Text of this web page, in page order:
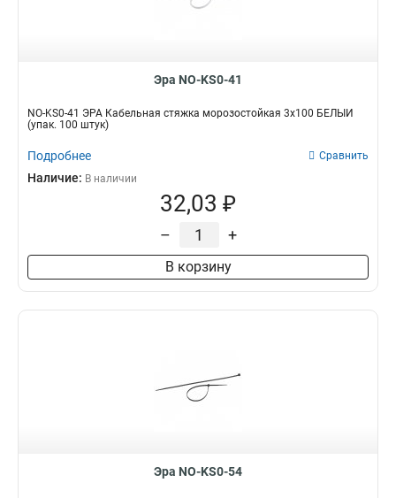
Эра NO-KS0-41
NO-KS0-41 ЭРА Кабельная стяжка морозостойкая 3x100 БЕЛЫЙ
(упак. 100 штук)
Подробнее Сравнить
Наличие: В наличии
32,03 ₽
– +
В корзину
Эра NO-KS0-54